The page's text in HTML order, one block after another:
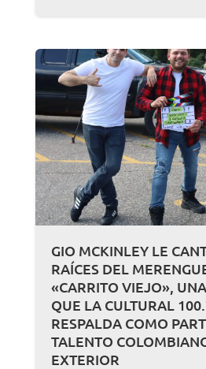
GIO MCKINLEY LE
RAÍCES DEL
«CARRITO VIEJO»,
QUE LA CULTURAL
RESPALDA COMO
TALENTO
EXTERIOR